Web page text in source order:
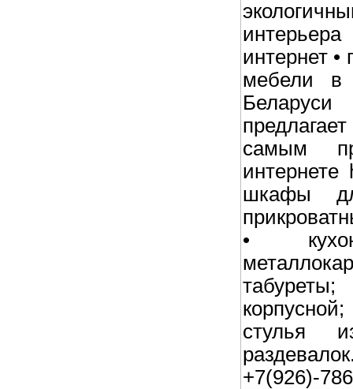
интернет
мебели в
самым
интернете
шкафы
•
стулья
+7(926)-